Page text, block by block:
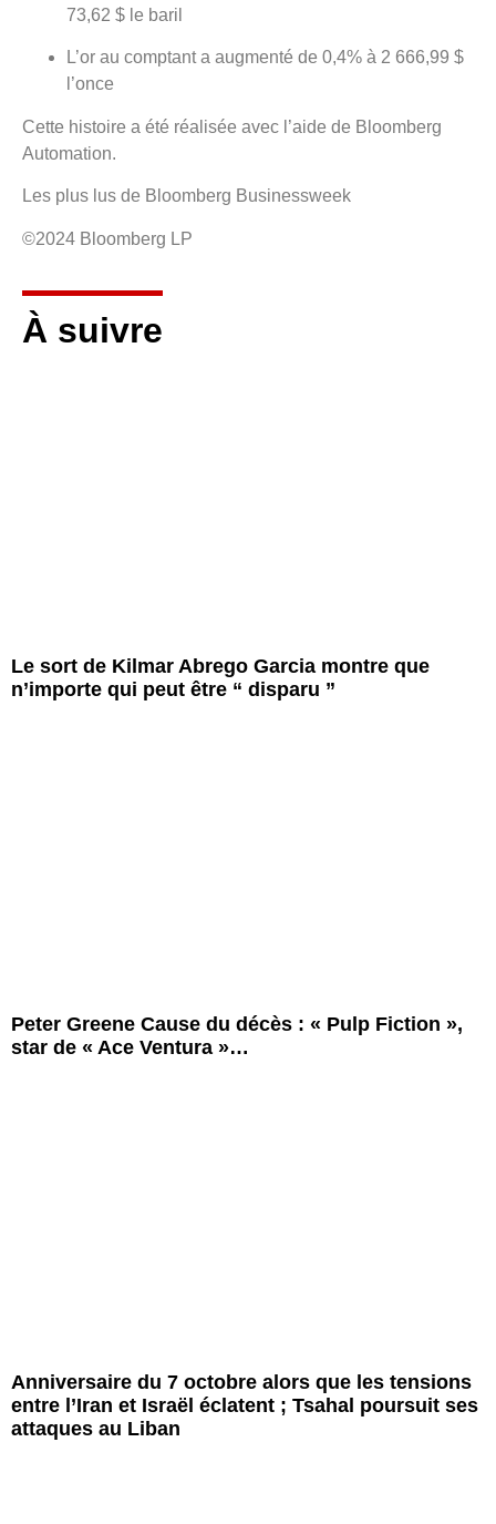
73,62 $ le baril
L’or au comptant a augmenté de 0,4% à 2 666,99 $
l’once
Cette histoire a été réalisée avec l’aide de Bloomberg
Automation.
Les plus lus de Bloomberg Businessweek
©2024 Bloomberg LP
À suivre
Le sort de Kilmar Abrego Garcia montre que
n’importe qui peut être “ disparu ”
Peter Greene Cause du décès : « Pulp Fiction »,
star de « Ace Ventura »…
Anniversaire du 7 octobre alors que les tensions
entre l’Iran et Israël éclatent ; Tsahal poursuit ses
attaques au Liban